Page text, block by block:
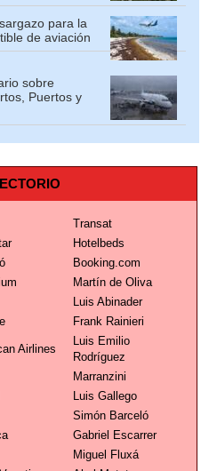
para la
de aviación
sobre
Puertos y
Transat
Hotelbeds
Booking.com
Martín de Oliva
Luis Abinader
Frank Rainieri
Airlines
Luis Emilio
Rodríguez
Marranzini
Luis Gallego
Simón Barceló
Gabriel Escarrer
Miguel Fluxá